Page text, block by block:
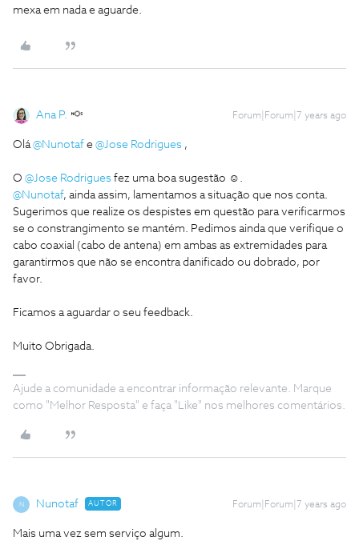
mexa em nada e aguarde.
Ana P. Forum|Forum|7 years ago
Olá@Nunotaf e @Jose Rodrigues ,
O @Jose Rodrigues fez uma boa sugestão ☺️.
@Nunotaf, ainda assim, lamentamos a situação que nos conta.
Sugerimos que realize os despistes em questão para verificarmos
se o constrangimento se mantém. Pedimos ainda que verifique o
cabo coaxial (cabo de antena) em ambas as extremidades para
garantirmos que não se encontra danificado ou dobrado, por
favor.
Ficamos a aguardar o seu feedback.
Muito Obrigada.
Ajude a comunidade a encontrar informação relevante. Marque
como "Melhor Resposta" e faça "Like" nos melhores comentários.
N Nunotaf AUTOR Forum|Forum|7 years ago
Mais uma vez sem serviço algum.